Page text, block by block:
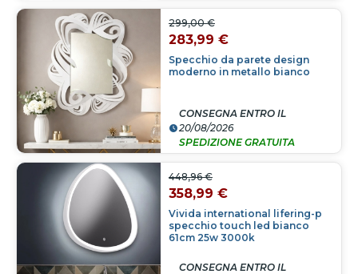
Specchio da parete design
moderno in metallo bianco
299,00 €
283,99 €
CONSEGNA ENTRO IL
20/08/2026
SPEDIZIONE GRATUITA
Vivida international lifering-p
specchio touch led bianco
61cm 25w 3000k
448,96 €
358,99 €
CONSEGNA ENTRO IL